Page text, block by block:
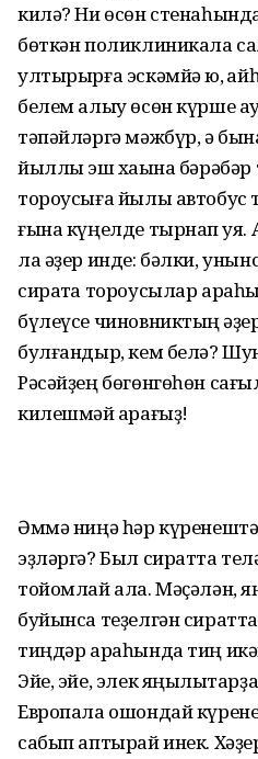
килә? Ни өсөн
бөткән поликлиникала сал
ултырырға эскәмйә юҡ,
белем алыу өсөн күрше
тәпәйләргә мәжбүр, ә
йыллыҡ эш хаҡына бәрәбәр
тороусыға йылы
ғына күңелде тырнап ҡуя.
ла әҙер инде: бәлки,
сиратҡа тороусылар
бүлеүсе чиновниктың
булғандыр, кем белә?
Рәсәйҙең бөгөнгөһөн
килешмәй ҡарағыҙ!
Әммә ниңә һәр
эҙләргә? Был сиратта
тойомлай ала. Мәҫәлән,
буйынса теҙелгән
тиңдәр араһында тиң
Эйе, эйе, элек
Европала ошондай
сабып аптырай инек.